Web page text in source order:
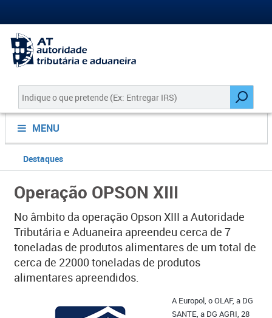
MENU
Destaques
Operação OPSON XIII
No âmbito da operação Opson XIII a Autoridade
Tributária e Aduaneira apreendeu cerca de 7
toneladas de produtos alimentares de um total de
cerca de 22000 toneladas de produtos
alimentares apreendidos.
​​AEuropol, o OLAF, a DG
SANTE, a DG AGRI, 28